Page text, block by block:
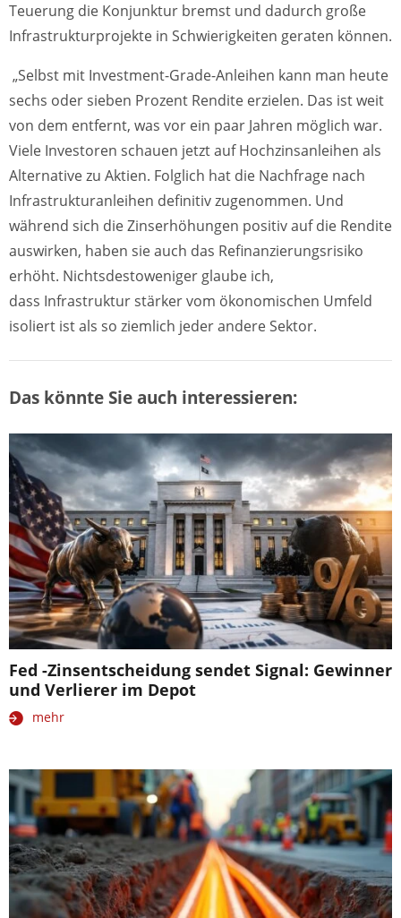
Teuerung die Konjunktur bremst und dadurch große
Infrastrukturprojekte in Schwierigkeiten geraten können.
„Selbst mit Investment-Grade-Anleihen kann man heute
sechs oder sieben Prozent Rendite erzielen. Das ist weit
von dem entfernt, was vor ein paar Jahren möglich war.
Viele Investoren schauen jetzt auf Hochzinsanleihen als
Alternative zu Aktien. Folglich hat die Nachfrage nach
Infrastrukturanleihen definitiv zugenommen. Und
während sich die Zinserhöhungen positiv auf die Rendite
auswirken, haben sie auch das Refinanzierungsrisiko
erhöht. Nichtsdestoweniger glaube ich,
dass Infrastruktur stärker vom ökonomischen Umfeld
isoliert ist als so ziemlich jeder andere Sektor.
Das könnte Sie auch interessieren:
Fed -Zinsentscheidung sendet Signal: Gewinner
und Verlierer im Depot
mehr